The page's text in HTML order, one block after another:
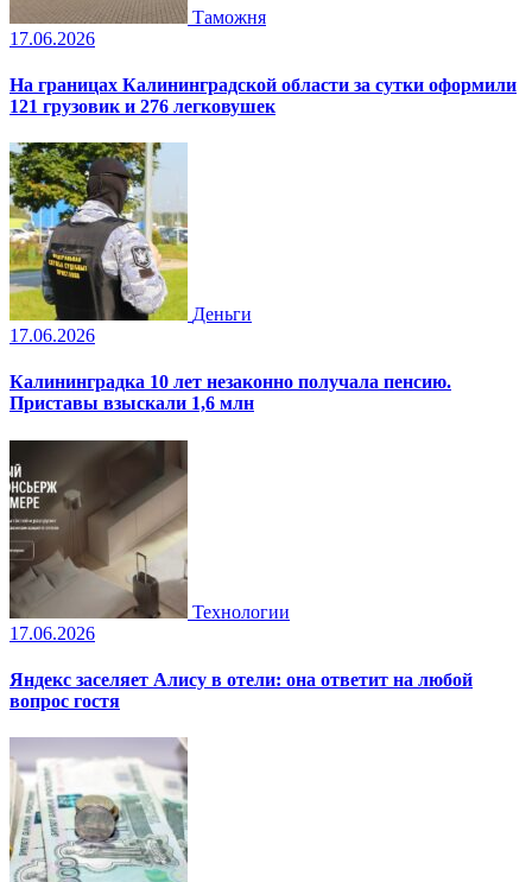
Таможня
17.06.2026
На границах Калининградской области за сутки оформили
121 грузовик и 276 легковушек
Деньги
17.06.2026
Калининградка 10 лет незаконно получала пенсию.
Приставы взыскали 1,6 млн
Технологии
17.06.2026
Яндекс заселяет Алису в отели: она ответит на любой
вопрос гостя